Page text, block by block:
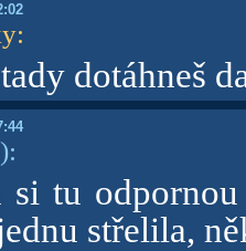
:
dotáhneš
:
si tu
střelila,